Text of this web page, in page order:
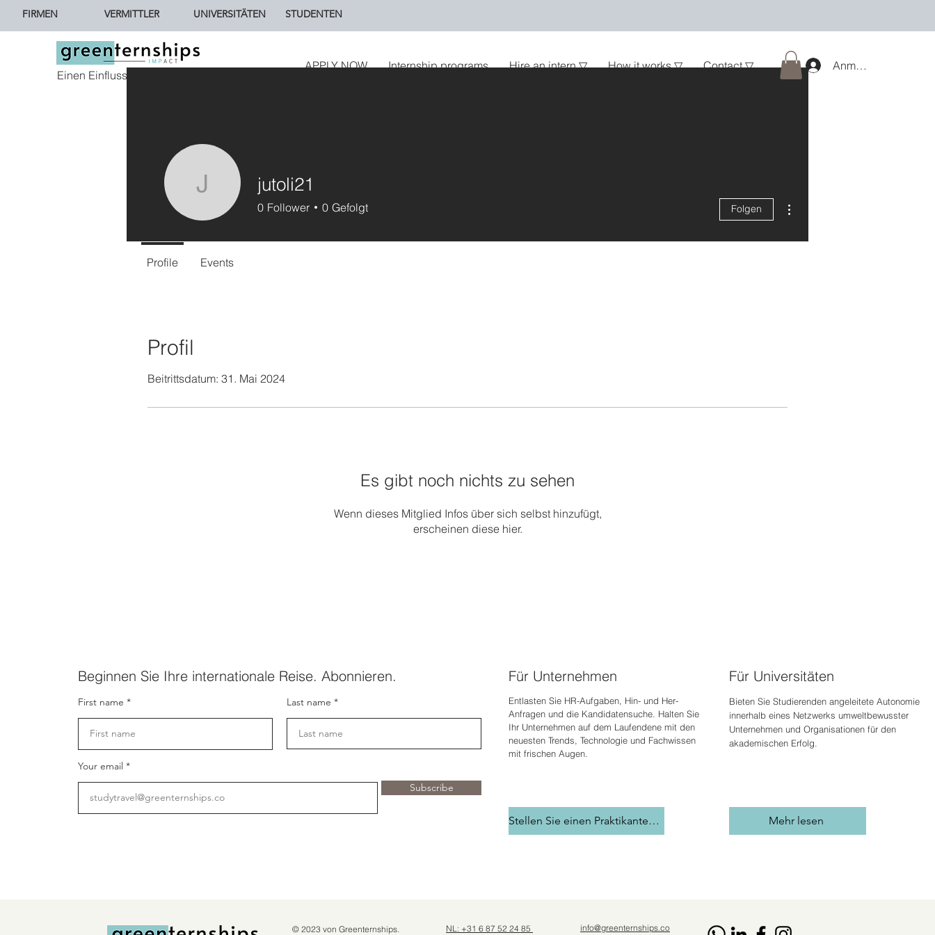
FIRMEN VERMITTLER UNIVERSITÄTEN STUDENTEN
Einen Einfluss haben.
APPLY NOW Internship programs Hire an intern ▽ How it works ▽ Contact ▽ Anmelden
Profil
Beitrittsdatum: 31. Mai 2024
Es gibt noch nichts zu sehen
Wenn dieses Mitglied Infos über sich selbst hinzufügt,
erscheinen diese hier.
jutoli21jutoli21
0 Follower 0 Gefolgt Folgen
Profile Events
Beginnen Sie Ihre internationale Reise. Abonnieren.
First name Last name
Your email
Subscribe
Für Unternehmen Für Universitäten
Entlasten Sie HR-Aufgaben, Hin- und Her-
Anfragen und die Kandidatensuche. Halten Sie
Ihr Unternehmen auf dem Laufendene mit den
neuesten Trends, Technologie und Fachwissen
mit frischen Augen.
Bieten Sie Studierenden angeleitete Autonomie
innerhalb eines Netzwerks umweltbewusster
Unternehmen und Organisationen für den
akademischen Erfolg.
Stellen Sie einen Praktikanten ein Mehr lesen
© 2023 von Greenternships.
NL: +31 6 87 52 24 85
info@greenternships.co